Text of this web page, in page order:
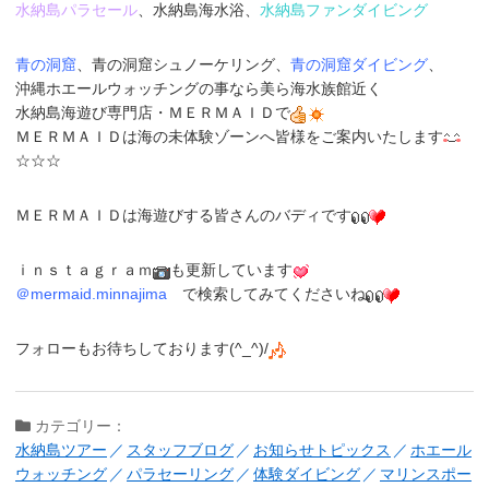
水納島パラセール、水納島海水浴、 水納島ファンダイビング
青の洞窟、青の洞窟シュノーケリング、 青の洞窟ダイビング、
沖縄ホエールウォッチングの事なら美ら海水族館近く
水納島海遊び専門店 ・ ＭＥＲＭＡＩＤ で
ＭＥＲＭＡＩＤは海の未体験ゾーンへ皆様をご案内いたします
☆☆☆
ＭＥＲＭＡＩＤは海遊びする皆さんのバディです
ｉｎｓｔａｇｒａｍ
も更新しています
＠mermaid.minnajima で検索してみてくださいね
フォローもお待ちしております(^_^)/
カテゴリー：
水納島ツアー
スタッフブログ お知らせトピックス
ホエール
ウォッチング
パラセーリング 体験ダイビング
マリンスポー